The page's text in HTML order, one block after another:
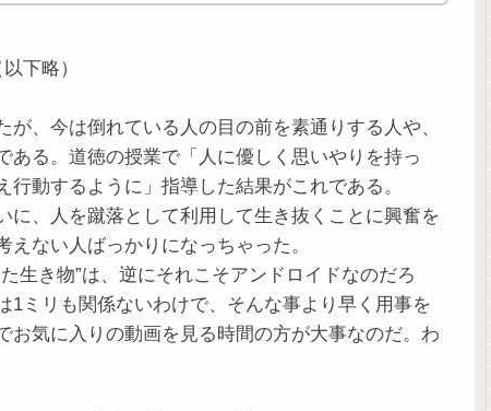
下略）
、今は倒れている人の目の前を素通りする人や、
る。道徳の授業で「人に優しく思いやりを持っ
動するように」指導した結果がこれである。
、人を蹴落として利用して生き抜くことに興奮を
ない人ばっかりになっちゃった。
生き物”は、逆にそれこそアンドロイドなのだろ
1ミリも関係ないわけで、そんな事より早く用事を
気に入りの動画を見る時間の方が大事なのだ。わ